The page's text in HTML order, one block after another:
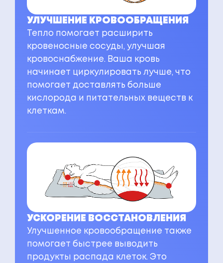
УЛУЧШЕНИЕ КРОВООБРАЩЕНИЯ
Тепло помогает расширить
кровеносные сосуды, улучшая
кровоснабжение. Ваша кровь
начинает циркулировать лучше, что
помогает доставлять больше
кислорода и питательных веществ к
клеткам.
УСКОРЕНИЕ ВОССТАНОВЛЕНИЯ
Улучшенное кровообращение также
помогает быстрее выводить
продукты распада клеток. Это